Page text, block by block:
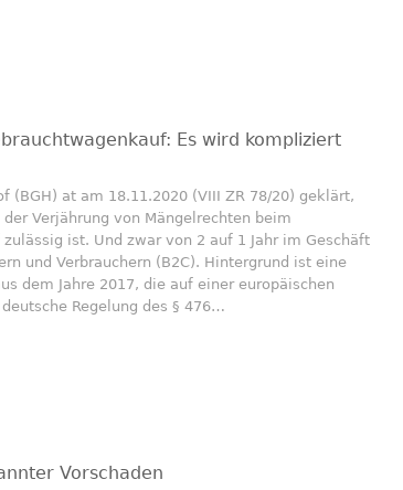
Es wird kompliziert
(BGH) at am 18.11.2020 (VIII ZR 78/20) geklärt,
Verjährung von Mängelrechten beim
ist. Und zwar von 2 auf 1 Jahr im Geschäft
und Verbrauchern (B2C). Hintergrund ist eine
dem Jahre 2017, die auf einer europäischen
Regelung des § 476…
Vorschaden